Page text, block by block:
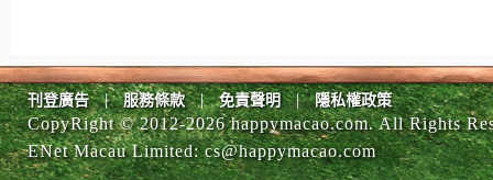
刊登廣告 | 服務條款 | 免責聲明 | 隱私權政策
CopyRight © 2012-2026 happymacao.com. All Rights
ENet Macau Limited:cs@happymacao.com